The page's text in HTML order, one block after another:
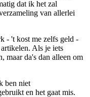
dat ik het zal
van allerlei
- 't kost me zelfs geld -
Als je iets
maar da's dan alleen om
ben niet
en het gaat mis.